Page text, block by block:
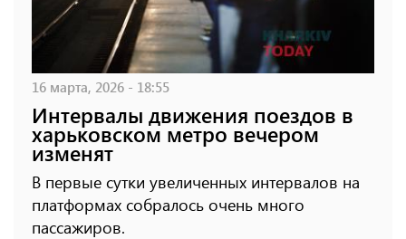
16 марта, 2026 - 18:55
Интервалы движения поездов в
харьковском метро вечером
изменят
В первые сутки увеличенных интервалов на
платформах собралось очень много
пассажиров.